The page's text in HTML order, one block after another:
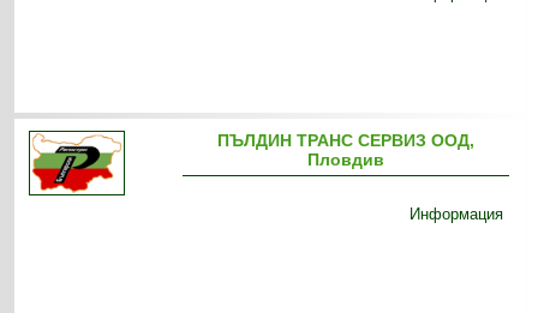
ПЪЛДИН ТРАНС СЕРВИЗ ООД,
Пловдив
Информация